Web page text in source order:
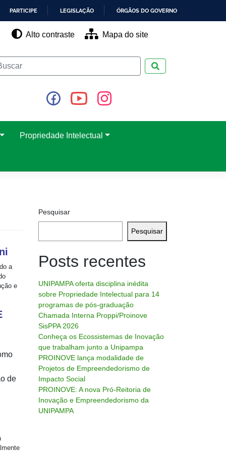
PARTICIPE LEGISLAÇÃO ÓRGÃOS DO GOVERNO
Alto contraste Mapa do site
Propriedade Intelectual
a
e
de
Pesquisar
Pesquisar
Posts recentes
UNIPAMPA oferta disciplina inédita
sobre Propriedade Intelectual para 14
programas de pós-graduação
Chamada Interna Proppi/Proinove
SisPPA 2026
Conheça os Ecossistemas de Inovação
que trabalham junto a Unipampa
PROINOVE lança modalidade de
Projetos de Empreendedorismo de
Impacto Social
PROINOVE: A nova Pró-Reitoria de
Inovação e Empreendedorismo da
UNIPAMPA